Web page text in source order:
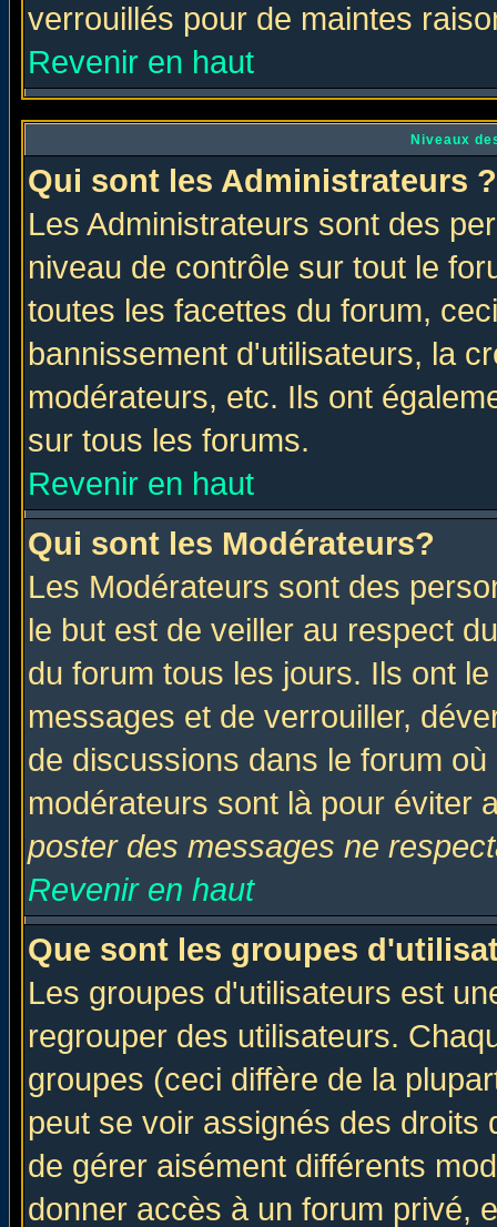
verrouillés pour de maintes
Revenir en haut
Niveaux
Qui sont les Administrateurs ?
Les Administrateurs sont des
niveau de contrôle sur tout le
toutes les facettes du forum,
bannissement d'utilisateurs, la
modérateurs, etc. Ils ont
sur tous les forums.
Revenir en haut
Qui sont les Modérateurs?
Les Modérateurs sont des
le but est de veiller au respect
du forum tous les jours. Ils ont
messages et de verrouiller,
de discussions dans le forum
modérateurs sont là pour éviter
poster des messages ne
Revenir en haut
Que sont les groupes
Les groupes d'utilisateurs est
regrouper des utilisateurs.
groupes (ceci diffère de la
peut se voir assignés des
de gérer aisément différents
donner accès à un forum privé,